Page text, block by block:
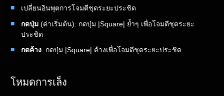
เปลี่ยนอินพุตการโจมตีชุดระยะประชิด
กดปุ่ม (ค่าเริ่มต้น): กดปุ่ม |Square| ย้ำๆ เพื่อโจมตีชุดระยะ
ประชิด
กดค้าง: กดปุ่ม |Square| ค้างเพื่อโจมตีชุดระยะประชิด
โหมดการเล็ง